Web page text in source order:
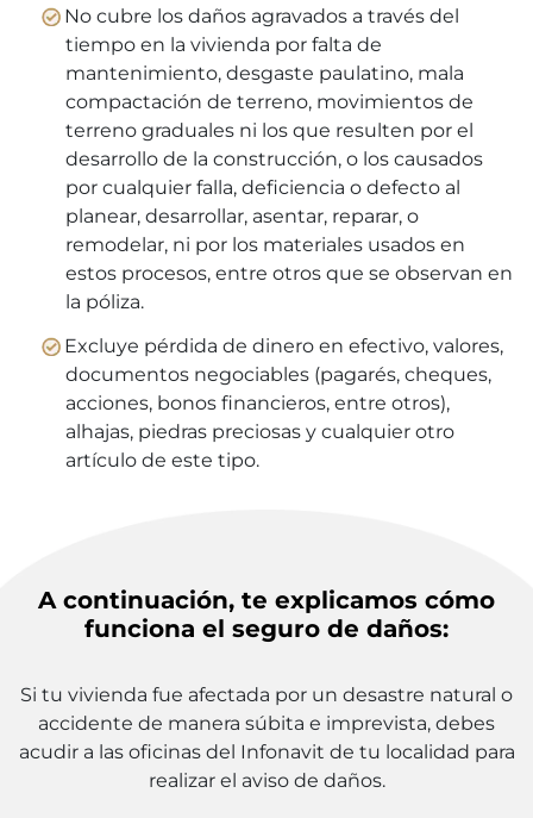
No cubre los daños agravados a través del
tiempo en la vivienda por falta de
mantenimiento, desgaste paulatino, mala
compactación de terreno, movimientos de
terreno graduales ni los que resulten por el
desarrollo de la construcción, o los causados
por cualquier falla, deficiencia o defecto al
planear, desarrollar, asentar, reparar, o
remodelar, ni por los materiales usados en
estos procesos, entre otros que se observan en
la póliza.
Excluye pérdida de dinero en efectivo, valores,
documentos negociables (pagarés, cheques,
acciones, bonos financieros, entre otros),
alhajas, piedras preciosas y cualquier otro
artículo de este tipo.
A continuación, te explicamos cómo
funciona el seguro de daños:
Si tu vivienda fue afectada por un desastre natural o
accidente de manera súbita e imprevista, debes
acudir a las oficinas del Infonavit de tu localidad para
realizar el aviso de daños.